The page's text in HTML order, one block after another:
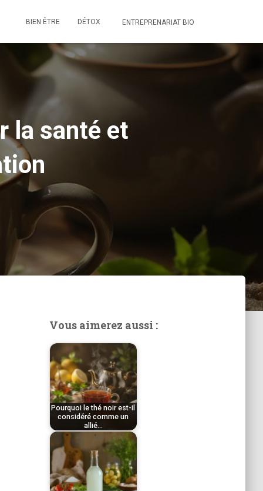
BIEN ÊTRE DÉTOX ENTREPRENARIAT BIO
la santé et
Vous aimerez aussi :
Pourquoi le thé noir est-il
considéré comme un
allié…
par
Tom